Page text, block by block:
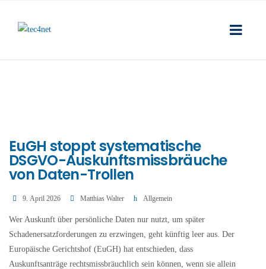
EuGH stoppt systematische
DSGVO-Auskunftsmissbräuche
von Daten-Trollen
9. April 2026 Matthias Walter Allgemein
Wer Auskunft über persönliche Daten nur nutzt, um später
Schadenersatzforderungen zu erzwingen, geht künftig leer aus. Der
Europäische Gerichtshof (EuGH) hat entschieden, dass
Auskunftsanträge rechtsmissbräuchlich sein können, wenn sie allein